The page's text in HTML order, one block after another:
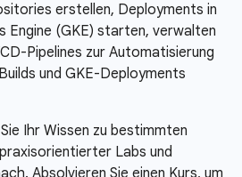
erstellen, Deployments in
Engine (GKE) starten, verwalten
Pipelines zur Automatisierung
und GKE-Deployments
Ihr Wissen zu bestimmten
Labs und
Absolvieren Sie einen Kurs, um